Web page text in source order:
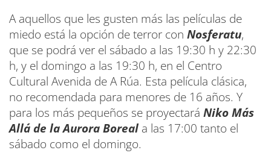
A aquellos que les gusten más las películas de
miedo está la opción de terror con Nosferatu,
que se podrá ver el sábado a las 19:30 h y 22:30
h, y el domingo a las 19:30 h, en el Centro
Cultural Avenida de A Rúa. Esta película clásica,
no recomendada para menores de 16 años. Y
para los más pequeños se proyectará Niko Más
Allá de la Aurora Boreal a las 17:00 tanto el
sábado como el domingo.